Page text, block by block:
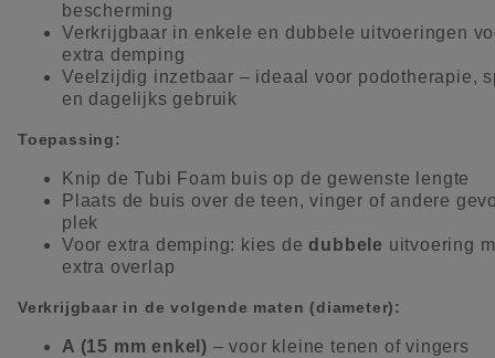
bescherming
Verkrijgbaar in enkele en dubbele uitvoeringen
extra demping
Veelzijdig inzetbaar – ideaal voor podotherapie,
en dagelijks gebruik
Toepassing:
Knip de Tubi Foam buis op de gewenste lengte
Plaats de buis over de teen, vinger of andere
plek
Voor extra demping: kies dedubbele uitvoering
extra overlap
Verkrijgbaar in de volgende maten (diameter):
A (15 mm enkel) – voor kleine tenen of vingers